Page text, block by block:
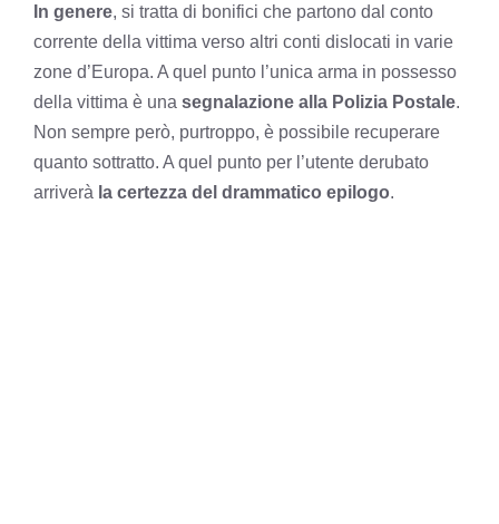
In genere, si tratta di bonifici che partono dal conto
corrente della vittima verso altri conti dislocati in varie
zone d’Europa. A quel punto l’unica arma in possesso
della vittima è una segnalazione alla Polizia Postale.
Non sempre però, purtroppo, è possibile recuperare
quanto sottratto. A quel punto per l’utente derubato
arriverà la certezza del drammatico epilogo.